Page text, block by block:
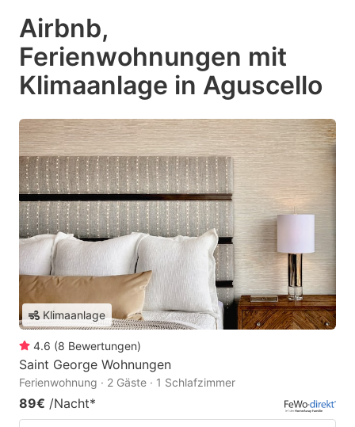
Airbnb,
Ferienwohnungen mit
Klimaanlage in Aguscello
Klimaanlage
4.6 (8 Bewertungen)
Saint George Wohnungen
Ferienwohnung · 2 Gäste · 1 Schlafzimmer
89€ /Nacht*